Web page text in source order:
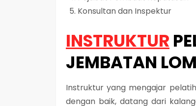
Konsultan dan Inspektur
INSTRUKTUR
JEMBATAN
Instruktur yang mengajar
dengan baik, datang dari